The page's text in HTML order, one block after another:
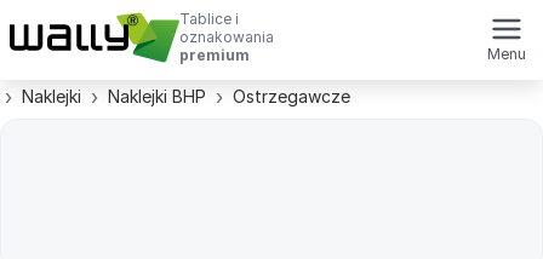
Tablice i
oznakowania
premium
Menu
Naklejki Naklejki BHP Ostrzegawcze